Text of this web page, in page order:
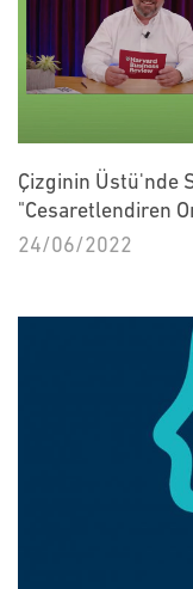
Çizginin Üstü'nde
"Cesaretlendiren
24/06/2022